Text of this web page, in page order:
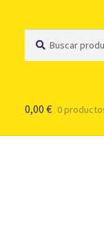
por:
0,00 € 0